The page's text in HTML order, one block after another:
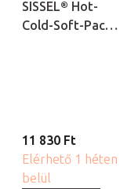
SISSEL® Hot-
Cold-Soft-Pack
11 830 Ft
Elérhető 1 héten
belül